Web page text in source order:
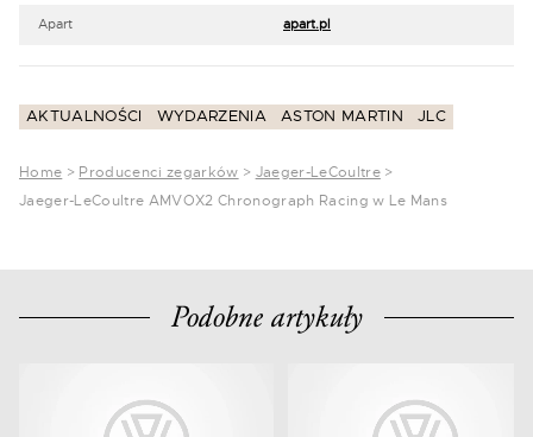
Apart apart.pl
AKTUALNOŚCI WYDARZENIA ASTON MARTIN JLC
Home > Producenci zegarków > Jaeger-LeCoultre>
Jaeger-LeCoultre AMVOX2 Chronograph Racing w Le Mans
Podobne artykuły